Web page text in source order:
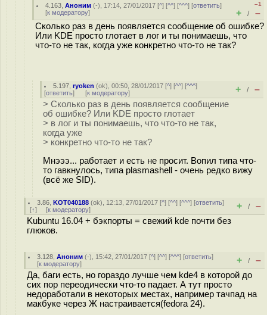
4.163 ,Аноним (-), 17:14, 27/01/2017 [^] [^^] [^^^] [ответить]
[к модератору]
–1
+ / –
Сколько раз в день появляется сообщение об ошибке?
Или KDE просто глотает в лог и ты понимаешь, что
что-то не так, когда уже конкретно что-то не так?
5.197 ,ryoken (ok), 00:50, 28/01/2017 [^] [^^] [^^^]
[ответить] [к модератору] + / –
> Сколько раз в день появляется сообщение
об ошибке? Или KDE просто глотает
> в лог и ты понимаешь, что что-то не так,
когда уже
> конкретно что-то не так?
Мнэээ... работает и есть не просит. Вопил типа что-
то гавкнулось, типа plasmashell - очень редко вижу
(всё же SID).
3.86 ,KOT040188 (ok), 12:13, 27/01/2017 [^] [^^] [^^^] [ответить]
[↑] [к модератору] + / –
Kubuntu 16.04 + бэкпорты = свежий kde почти без
глюков.
3.128 ,Аноним (-), 15:42, 27/01/2017 [^] [^^] [^^^] [ответить]
[к модератору] + / –
Да, баги есть, но гораздо лучше чем kde4 в которой до
сих пор переодически что-то падает. А тут просто
недоработали в некоторых местах, например тачпад на
макбуке через Ж настраивается(fedora 24).